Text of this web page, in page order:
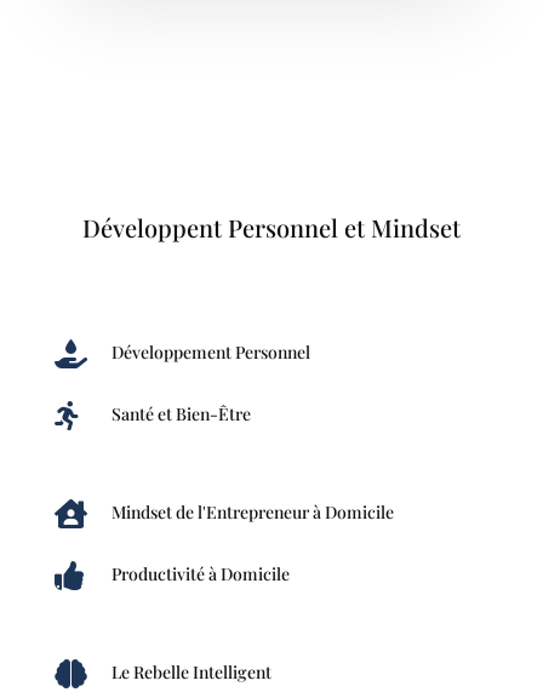
Développent Personnel et Mindset
 Développement Personnel
 Santé et Bien-Être
 Mindset de l'Entrepreneur à Domicile
 Productivité à Domicile
 Le Rebelle Intelligent